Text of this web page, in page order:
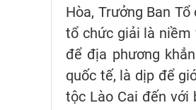
Hòa, Trưởng Ban
tổ chức giải là niềm
để địa phương
quốc tế, là dịp để
tộc Lào Cai đến với